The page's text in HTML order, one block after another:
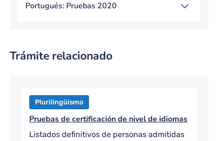
Portugués: Pruebas 2020
Trámite relacionado
Plurilingüismo
Pruebas de certificación de nivel de idiomas
Listados definitivos de personas admitidas